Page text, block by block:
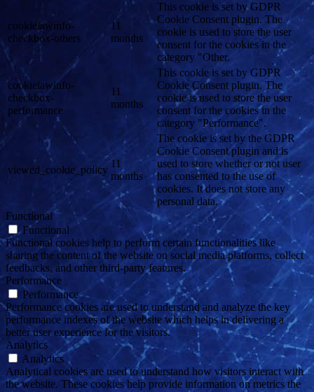
cookielawinfo-
checkbox-others
11
months
This cookie is set by GDPR
Cookie Consent plugin. The
cookie is used to store the user
consent for the cookies in the
category "Other.
cookielawinfo-
checkbox-
performance
11
months
This cookie is set by GDPR
Cookie Consent plugin. The
cookie is used to store the user
consent for the cookies in the
category "Performance".
viewed_cookie_policy
11
months
The cookie is set by the GDPR
Cookie Consent plugin and is
used to store whether or not user
has consented to the use of
cookies. It does not store any
personal data.
Functional
Functional
Functional cookies help to perform certain functionalities like
sharing the content of the website on social media platforms, collect
feedbacks, and other third-party features.
Performance
Performance
Performance cookies are used to understand and analyze the key
performance indexes of the website which helps in delivering a
better user experience for the visitors.
Analytics
Analytics
Analytical cookies are used to understand how visitors interact with
the website. These cookies help provide information on metrics the